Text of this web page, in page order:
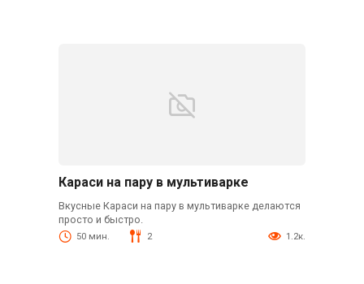
Караси на пару в мультиварке
Вкусные Караси на пару в мультиварке делаются
просто и быстро.
50 мин. 2 1.2к.